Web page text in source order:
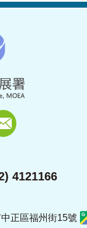
4121166
正區福州街15號